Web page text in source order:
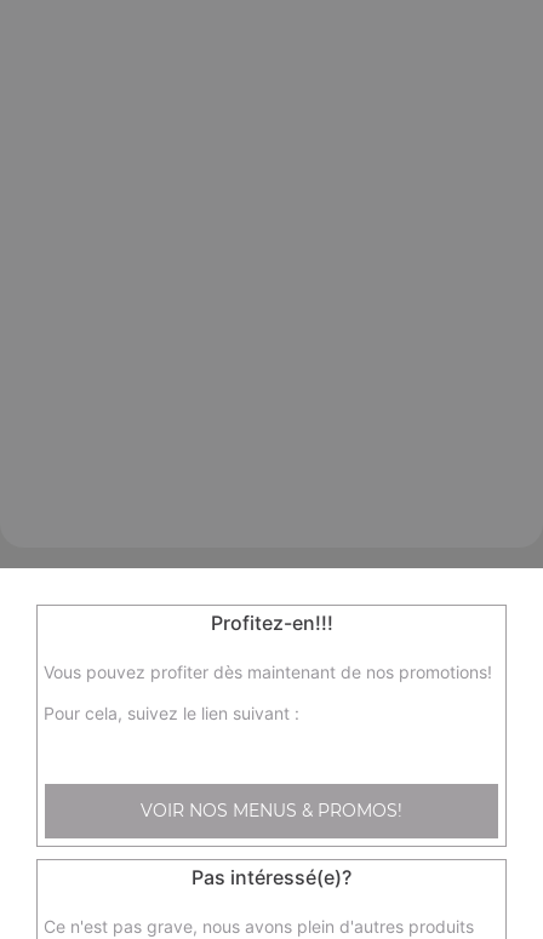
65 Avenue de la Libération Charles de
Profitez-en!!!
Vous pouvez profiter dès maintenant de nos promotions!
Pour cela, suivez le lien suivant :
VOIR NOS MENUS & PROMOS!
Pas intéressé(e)?
Ce n'est pas grave, nous avons plein d'autres produits